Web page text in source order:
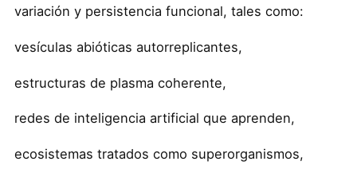
variación y persistencia funcional, tales como:
vesículas abióticas autorreplicantes,
estructuras de plasma coherente,
redes de inteligencia artificial que aprenden,
ecosistemas tratados como superorganismos,